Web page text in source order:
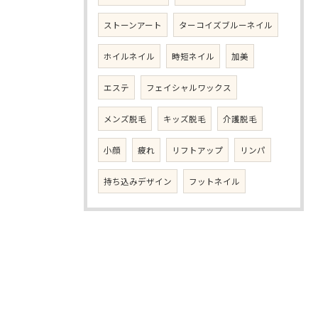
ストーンアート ターコイズブルーネイル
ホイルネイル 時短ネイル 加美
エステ フェイシャルワックス
メンズ脱毛 キッズ脱毛 介護脱毛
小顔 疲れ リフトアップ リンパ
持ち込みデザイン フットネイル